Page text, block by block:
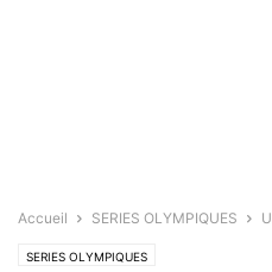
Accueil SERIES OLYMPIQUES
SERIES OLYMPIQUES